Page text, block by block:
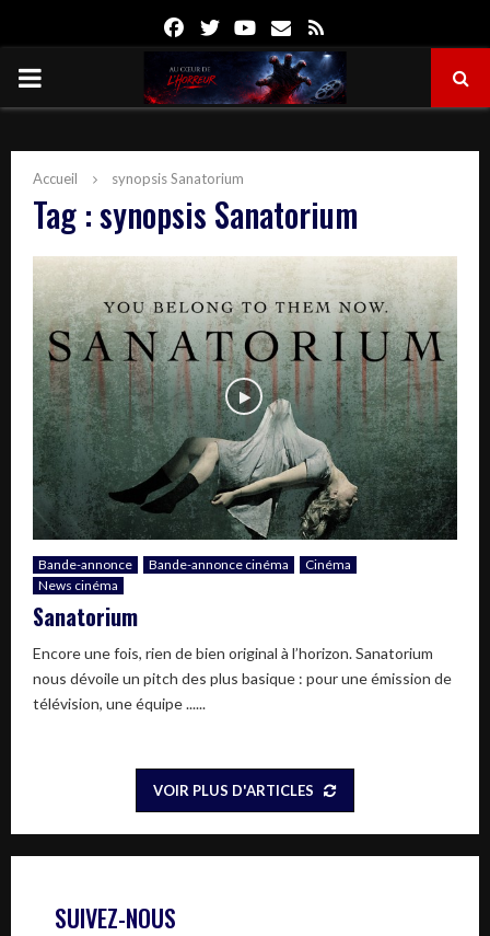
FacebookTwitterYoutube
Email
PRIMARY
Accueil synopsis Sanatorium
Tag : synopsis Sanatorium
Bande-annonce Bande-annonce cinéma
Cinéma
News cinéma
Sanatorium
Encore une fois, rien de bien original à l’horizon. Sanatorium
nous dévoile un pitch des plus basique : pour une émission de
télévision, une équipe ......
VOIR PLUS D'ARTICLES
SUIVEZ-NOUS